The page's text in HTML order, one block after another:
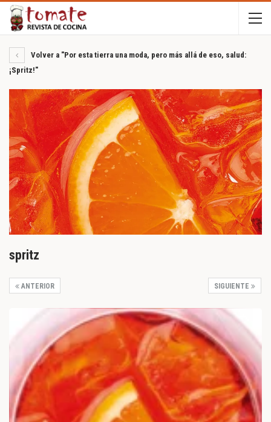
Volver a "Por esta tierra una moda, pero más allá de eso, salud:
¡Spritz!"
spritz
SIGUIENTE
ANTERIOR